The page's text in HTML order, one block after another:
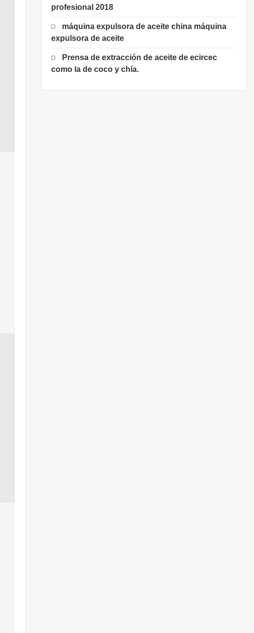
profesional 2018
máquina expulsora de aceite china máquina
expulsora de aceite
Prensa de extracción de aceite de ecircec
como la de coco y chía.